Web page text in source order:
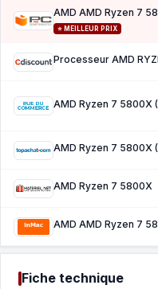
AMD AMD Ryzen 7
⭐ MEILLEUR PRIX
AMD Ryzen 7 5800X
AMD Ryzen 7 5800X
Fiche technique